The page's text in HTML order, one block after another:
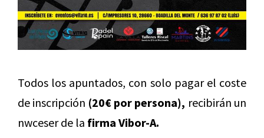
Todos los apuntados, con solo pagar el coste
de inscripción (20€ por persona), recibirán un
nwceser de la firma Vibor-A.